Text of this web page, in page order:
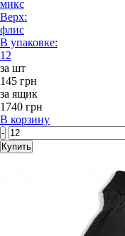
микс
Верх:
флис
В упаковке:
12
за шт
145 грн
за ящик
1740 грн
В корзину
-
Купить